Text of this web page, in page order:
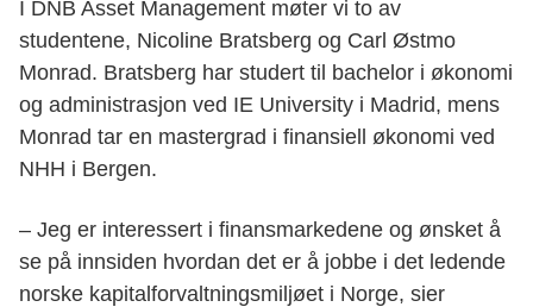
I DNB Asset Management møter vi to av
studentene, Nicoline Bratsberg og Carl Østmo
Monrad. Bratsberg har studert til bachelor i økonomi
og administrasjon ved IE University i Madrid, mens
Monrad tar en mastergrad i finansiell økonomi ved
NHH i Bergen.
– Jeg er interessert i finansmarkedene og ønsket å
se på innsiden hvordan det er å jobbe i det ledende
norske kapitalforvaltningsmiljøet i Norge, sier